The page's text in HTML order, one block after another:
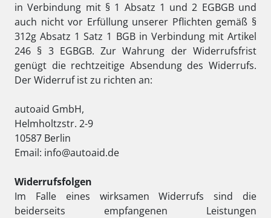
in Verbindung mit § 1 Absatz 1 und 2 EGBGB und
auch nicht vor Erfüllung unserer Pflichten gemäß §
312g Absatz 1 Satz 1 BGB in Verbindung mit Artikel
246 § 3 EGBGB. Zur Wahrung der Widerrufsfrist
genügt die rechtzeitige Absendung des Widerrufs.
Der Widerruf ist zu richten an:
autoaid GmbH,
Helmholtzstr. 2-9
10587 Berlin
Email: info@autoaid.de
Widerrufsfolgen
Im Falle eines wirksamen Widerrufs sind die
beiderseits empfangenen Leistungen